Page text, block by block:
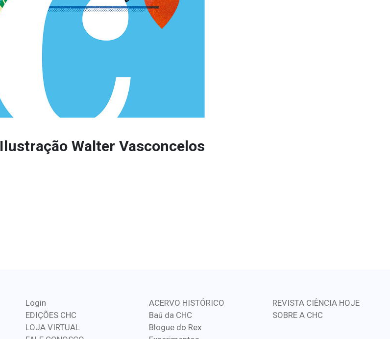
Ilustração Walter Vasconcelos
Login
EDIÇÕES CHC
LOJA VIRTUAL
ACERVO HISTÓRICO
Baú da CHC
Blogue do Rex
REVISTA CIÊNCIA HOJE
SOBRE A CHC